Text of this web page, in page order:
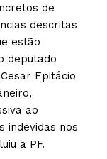
de
descritas
estão
deputado
Epitácio
ao
indevidas nos
a PF.